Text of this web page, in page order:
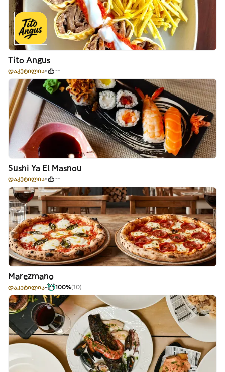
Tito Angus
დაკეტილია --
Sushi Ya El Masnou
დაკეტილია --
Marezmano
დაკეტილია 100%(10)